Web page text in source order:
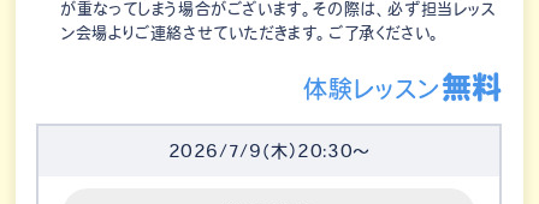
が重なってしまう場合がございます。その際は、必ず担当レッス
ン会場よりご連絡させていただきます。ご了承ください。
体験レッスン 無料
2026/7/9（木）20:30～